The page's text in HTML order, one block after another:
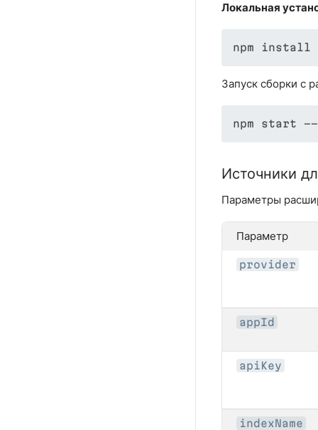
Локальная
Запуск сборки с
npm start
Источники
Параметры
Параметр
provider
appId
apiKey
indexName